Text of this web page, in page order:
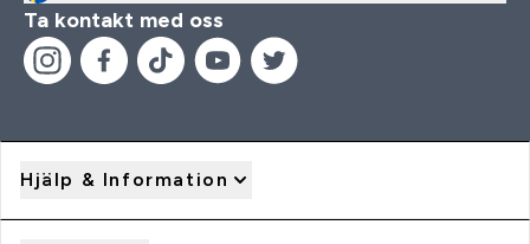
Ta kontakt med oss
Hjälp & Information